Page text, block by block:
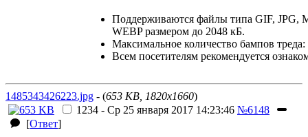
Поддерживаются файлы типа GIF, JPG,
WEBP размером до 2048 кБ.
Максимальное количество бампов треда:
Всем посетителям рекомендуется
1485343426223.jpg - (653 KB, 1820x1660)
1234 - Ср 25 января 2017 14:23:46 №6148
[Ответ]